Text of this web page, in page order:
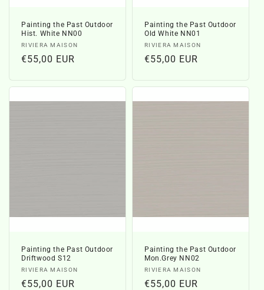
Painting the Past Outdoor
Hist. White NN00
Verkoper:
RIVIERA MAISON
Normale
€55,00 EUR
Painting the Past Outdoor
Old White NN01
Verkoper:
RIVIERA MAISON
Normale
€55,00 EUR
Painting the Past Outdoor
Driftwood S12
Verkoper:
RIVIERA MAISON
Normale
€55,00 EUR
Painting the Past Outdoor
Mon.Grey NN02
Verkoper:
RIVIERA MAISON
Normale
€55,00 EUR